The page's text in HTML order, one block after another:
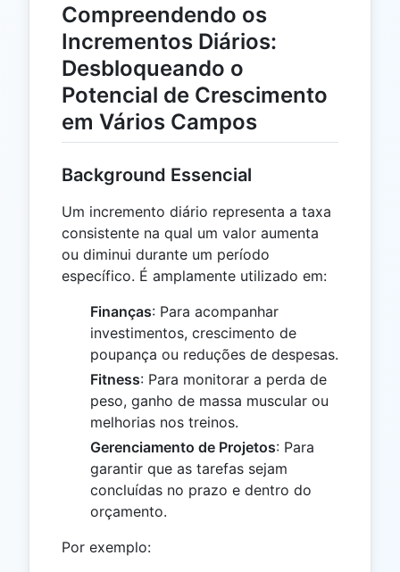
Compreendendo os
Incrementos Diários:
Desbloqueando o
Potencial de Crescimento
em Vários Campos
Background Essencial
Um incremento diário representa a taxa
consistente na qual um valor aumenta
ou diminui durante um período
específico. É amplamente utilizado em:
Finanças: Para acompanhar
investimentos, crescimento de
poupança ou reduções de despesas.
Fitness: Para monitorar a perda de
peso, ganho de massa muscular ou
melhorias nos treinos.
Gerenciamento de Projetos: Para
garantir que as tarefas sejam
concluídas no prazo e dentro do
orçamento.
Por exemplo: